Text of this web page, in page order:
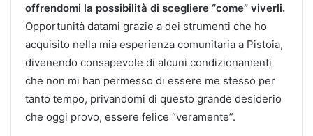
offrendomi la possibilità di scegliere “come” viverli.
Opportunità datami grazie a dei strumenti che ho
acquisito nella mia esperienza comunitaria a Pistoia,
divenendo consapevole di alcuni condizionamenti
che non mi han permesso di essere me stesso per
tanto tempo, privandomi di questo grande desiderio
che oggi provo, essere felice “veramente”.